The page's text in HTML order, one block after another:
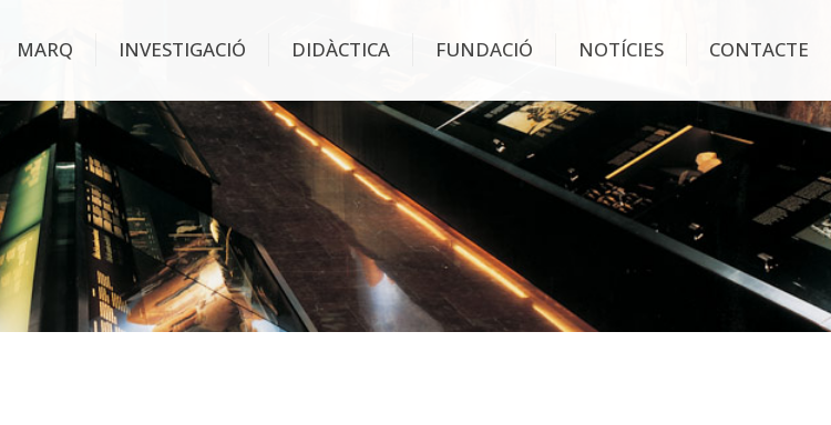
MARQ INVESTIGACIÓ DIDÀCTICA FUNDACIÓ NOTÍCIES CONTACTE